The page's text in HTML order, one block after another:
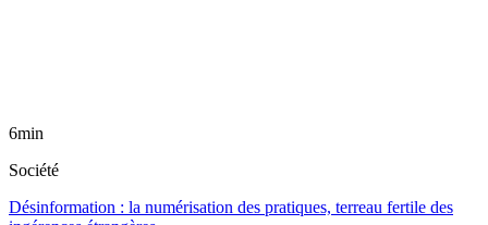
6min
Société
Désinformation : la numérisation des pratiques, terreau fertile des